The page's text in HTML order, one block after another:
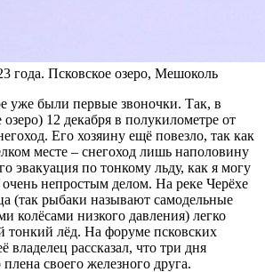
года. Псковское озеро, Мешоколь
уже были первые звоночки. Так, в
12 декабря в полукилометре от
Его хозяину ещё повезло, так как
месте – снегоход лишь наполовину
эвакуация по тонкому льду, как я могу
непростым делом. На реке Черёхе
(так рыбаки называют самодельные
колёсами низкого давления) легко
тонкий лёд. На форуме псковских
рассказал, что три дня
своего железного друга.